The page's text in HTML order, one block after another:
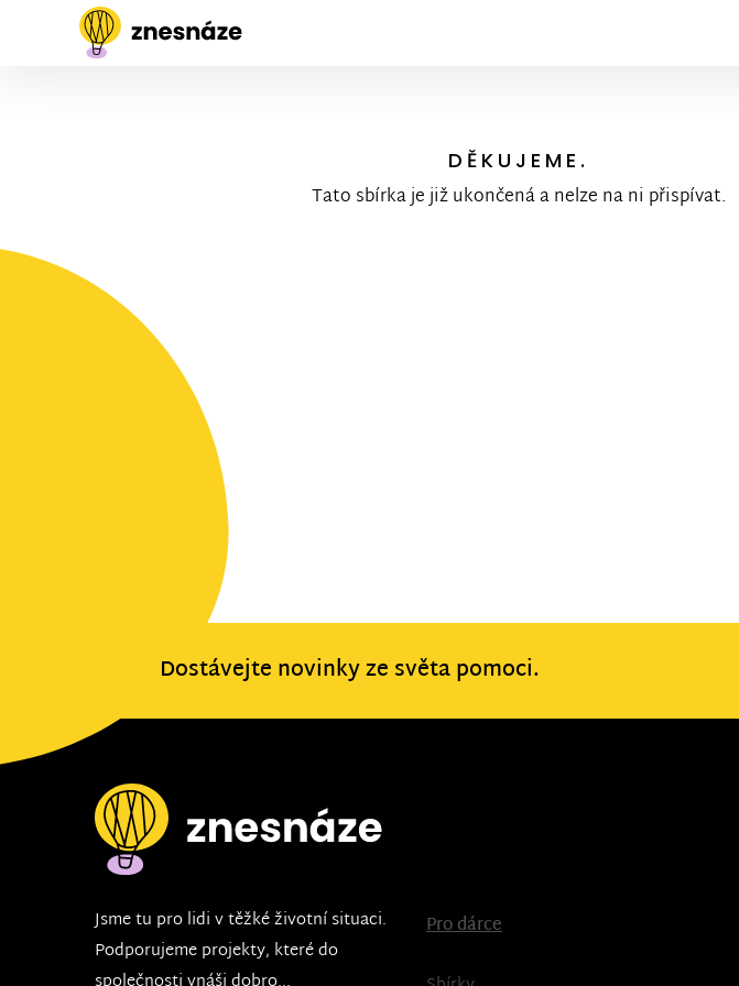
DĚKUJEME.
Tato sbírka je již ukončená a nelze na ni přispívat.
Dostávejte novinky ze světa pomoci.
Jsme tu pro lidi v těžké životní situaci.
Podporujeme projekty, které do
Pro dárce